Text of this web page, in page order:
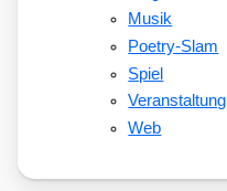
Musik
Poetry-Slam
Spiel
Veranstaltung
Web